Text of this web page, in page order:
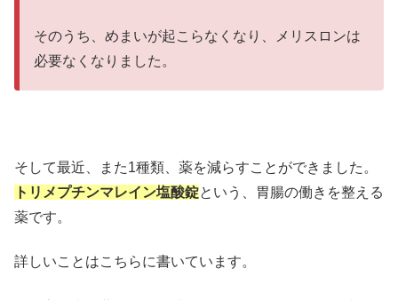
そのうち、めまいが起こらなくなり、メリスロンは
必要なくなりました。
そして最近、また1種類、薬を減らすことができました。
トリメプチンマレイン塩酸錠という、胃腸の働きを整える
薬です。
詳しいことはこちらに書いています。